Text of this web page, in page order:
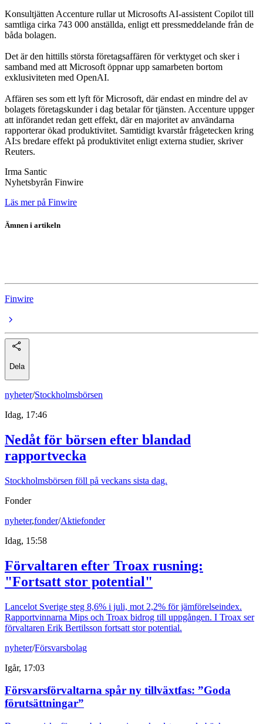
Konsultjätten Accenture rullar ut Microsofts AI-assistent Copilot till
samtliga cirka 743 000 anställda, enligt ett pressmeddelande från de
båda bolagen.
Det är den hittills största företagsaffären för verktyget och sker i
samband med att Microsoft öppnar upp samarbeten bortom
exklusiviteten med OpenAI.
Affären ses som ett lyft för Microsoft, där endast en mindre del av
bolagets företagskunder i dag betalar för tjänsten. Accenture uppger
att införandet redan gett effekt, där en majoritet av användarna
rapporterar ökad produktivitet. Samtidigt kvarstår frågetecken kring
AI:s bredare effekt på produktivitet enligt externa studier, skriver
Reuters.
Irma Santic
Nyhetsbyrån Finwire
Läs mer på Finwire
Ämnen i artikeln
Finwire
Dela
nyheter/Stockholmsbörsen
Idag, 17:46
Nedåt för börsen efter blandad
rapportvecka
Stockholmsbörsen föll på veckans sista dag.
Fonder
nyheter,fonder/Aktiefonder
Idag, 15:58
Förvaltaren efter Troax rusning:
"Fortsatt stor potential"
Lancelot Sverige steg 8,6% i juli, mot 2,2% för jämförelseindex.
Rapportvinnarna Mips och Troax bidrog till uppgången. I Troax ser
förvaltaren Erik Bertilsson fortsatt stor potential.
nyheter/Försvarsbolag
Igår, 17:03
Försvarsförvaltarna spår ny tillväxtfas: ”Goda
förutsättningar”